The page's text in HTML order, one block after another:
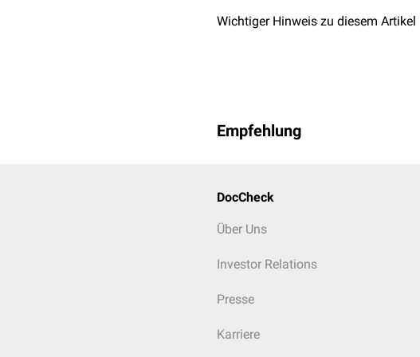
Wichtiger Hinweis zu diesem Artikel
Empfehlung
DocCheck
Über Uns
Investor Relations
Presse
Karriere